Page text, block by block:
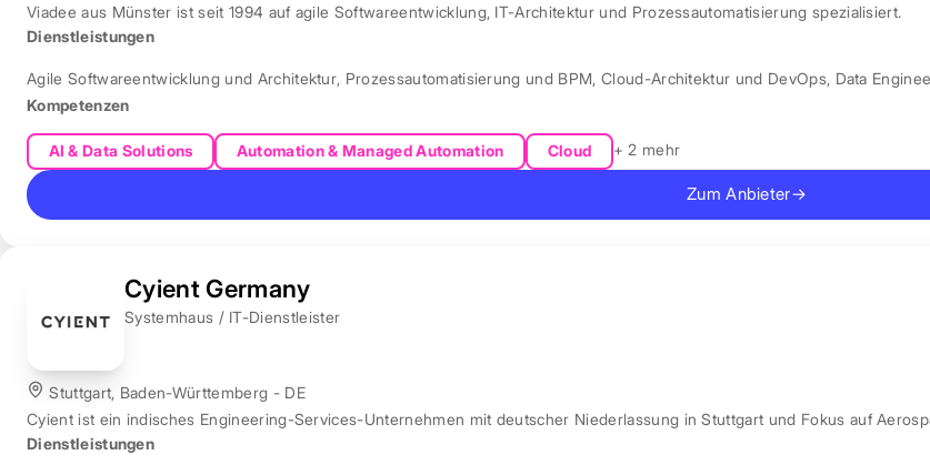
Viadee aus Münster ist seit 1994 auf agile Softwareentwicklung, IT-Architektur und Prozessautomatisierung spezialisiert.
Dienstleistungen
Agile Softwareentwicklung und Architektur, Prozessautomatisierung und BPM, Cloud-Architektur und DevOps, Data
Kompetenzen
AI & Data Solutions Automation & Managed Automation Cloud + 2 mehr
Zum Anbieter→
Cyient Germany
Systemhaus / IT-Dienstleister
Stuttgart, Baden-Württemberg - DE
Cyient ist ein indisches Engineering-Services-Unternehmen mit deutscher Niederlassung in Stuttgart und Fokus auf
Dienstleistungen